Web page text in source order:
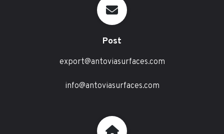
Post
export@antoviasurfaces.com
info@antoviasurfaces.com